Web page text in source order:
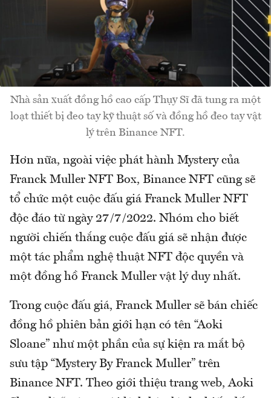
Nhà sản xuất đồng hồ cao cấp Thụy Sĩ đã tung ra một
loạt thiết bị đeo tay kỹ thuật số và đồng hồ đeo tay vật
lý trên Binance NFT.
Hơn nữa, ngoài việc phát hành Mystery của
Franck Muller NFT Box, Binance NFT cũng sẽ
tổ chức một cuộc đấu giá Franck Muller NFT
độc đáo từ ngày 27/7/2022. Nhóm cho biết
người chiến thắng cuộc đấu giá sẽ nhận được
một tác phẩm nghệ thuật NFT độc quyền và
một đồng hồ Franck Muller vật lý duy nhất.
Trong cuộc đấu giá, Franck Muller sẽ bán chiếc
đồng hồ phiên bản giới hạn có tên “Aoki
Sloane” như một phần của sự kiện ra mắt bộ
sưu tập “Mystery By Franck Muller” trên
Binance NFT. Theo giới thiệu trang web, Aoki